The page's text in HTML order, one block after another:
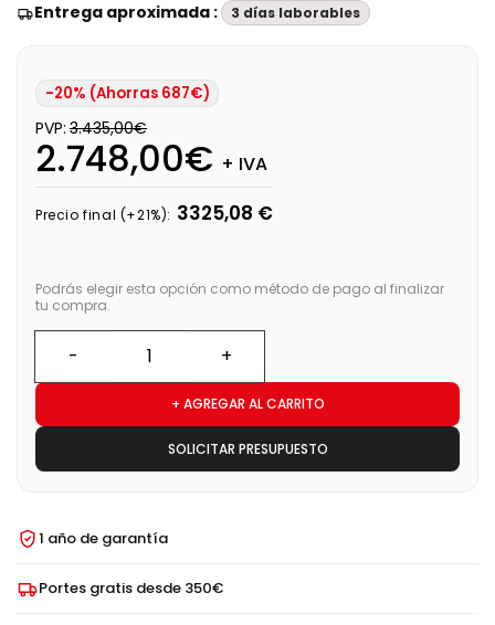
Entrega aproximada :
3 días laborables
-20% (Ahorras 687€)
PVP: 3.435,00€
2.748,00€ + IVA
Precio final (+21%): 3325,08 €
Podrás elegir esta opción como método de pago al finalizar
tu compra.
+ AGREGAR AL CARRITO
SOLICITAR PRESUPUESTO
1 año de garantía
Portes gratis desde 350€